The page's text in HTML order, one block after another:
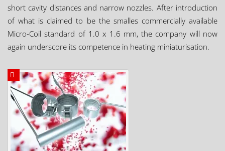
short cavity distances and narrow nozzles. After introduction
of what is claimed to be the smalles commercially available
Micro-Coil standard of 1.0 x 1.6 mm, the company will now
again underscore its competence in heating miniaturisation.